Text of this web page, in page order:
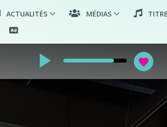
ACTUALITÉS MÉDIAS
play_arrow favorite